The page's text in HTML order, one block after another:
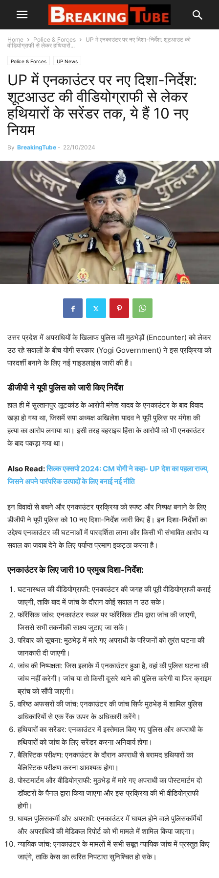
Home Police & Forces
UP में एनकाउंटर पर नए दिशा-निर्देश: शूटआउट की
वीडियोग्राफी से लेकर हथियारों...
Police & Forces UP News
UP में एनकाउंटर पर नए दिशा-निर्देश:
शूटआउट की वीडियोग्राफी से लेकर
हथियारों के सरेंडर तक, ये हैं 10 नए
नियम
By BreakingTube - 22/10/2024
उत्तर प्रदेश में अपराधियों के खिलाफ पुलिस की मुठभेड़ों (Encounter) को लेकर
उठ रहे सवालों के बीच योगी सरकार (Yogi Government) ने इस प्रक्रिया को
पारदर्शी बनाने के लिए नई गाइडलाइंस जारी की हैं।
डीजीपी ने यूपी पुलिस को जारी किए निर्देश
हाल ही में सुल्तानपुर लूटकांड के आरोपी मंगेश यादव के एनकाउंटर के बाद विवाद
खड़ा हो गया था, जिसमें सपा अध्यक्ष अखिलेश यादव ने यूपी पुलिस पर मंगेश की
हत्या का आरोप लगाया था। इसी तरह बहराइच हिंसा के आरोपी को भी एनकाउंटर
के बाद पकड़ा गया था।
Also Read:सिल्क एक्सपो 2024: CM योगी ने कहा- UP देश का पहला राज्य,
जिसने अपने पारंपरिक उत्पादों के लिए बनाई नई नीति
इन विवादों से बचने और एनकाउंटर प्रक्रिया को स्पष्ट और निष्पक्ष बनाने के लिए
डीजीपी ने यूपी पुलिस को 10 नए दिशा-निर्देश जारी किए हैं। इन दिशा-निर्देशों का
उद्देश्य एनकाउंटर की घटनाओं में पारदर्शिता लाना और किसी भी संभावित आरोप या
सवाल का जवाब देने के लिए पर्याप्त प्रमाण इकट्ठा करना है।
एनकाउंटर के लिए जारी 10 प्रमुख दिशा-निर्देश:
घटनास्थल की वीडियोग्राफी: एनकाउंटर की जगह की पूरी वीडियोग्राफी कराई
जाएगी, ताकि बाद में जांच के दौरान कोई सवाल न उठ सके।
फॉरेंसिक जांच: एनकाउंटर स्थल पर फॉरेंसिक टीम द्वारा जांच की जाएगी,
जिससे सभी तकनीकी साक्ष्य जुटाए जा सकें।
परिवार को सूचना: मुठभेड़ में मारे गए अपराधी के परिजनों को तुरंत घटना की
जानकारी दी जाएगी।
जांच की निष्पक्षता: जिस इलाके में एनकाउंटर हुआ है, वहां की पुलिस घटना की
जांच नहीं करेगी। जांच या तो किसी दूसरे थाने की पुलिस करेगी या फिर क्राइम
ब्रांच को सौंपी जाएगी।
वरिष्ठ अफसरों की जांच: एनकाउंटर की जांच सिर्फ मुठभेड़ में शामिल पुलिस
अधिकारियों से एक रैंक ऊपर के अधिकारी करेंगे।
हथियारों का सरेंडर: एनकाउंटर में इस्तेमाल किए गए पुलिस और अपराधी के
हथियारों को जांच के लिए सरेंडर करना अनिवार्य होगा।
बैलिस्टिक परीक्षण: एनकाउंटर के दौरान अपराधी से बरामद हथियारों का
बैलिस्टिक परीक्षण करना आवश्यक होगा।
पोस्टमार्टम और वीडियोग्राफी: मुठभेड़ में मारे गए अपराधी का पोस्टमार्टम दो
डॉक्टरों के पैनल द्वारा किया जाएगा और इस प्रक्रिया की भी वीडियोग्राफी
होगी।
घायल पुलिसकर्मी और अपराधी: एनकाउंटर में घायल होने वाले पुलिसकर्मियों
और अपराधियों की मेडिकल रिपोर्ट को भी मामले में शामिल किया जाएगा।
न्यायिक जांच: एनकाउंटर के मामलों में सभी सबूत न्यायिक जांच में प्रस्तुत किए
जाएंगे, ताकि केस का त्वरित निपटारा सुनिश्चित हो सके।